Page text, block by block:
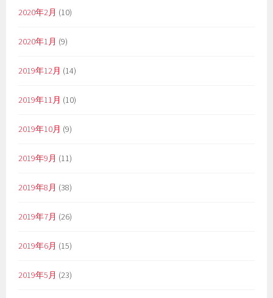
2020年2月 (10)
2020年1月 (9)
2019年12月 (14)
2019年11月 (10)
2019年10月 (9)
2019年9月 (11)
2019年8月 (38)
2019年7月 (26)
2019年6月 (15)
2019年5月 (23)